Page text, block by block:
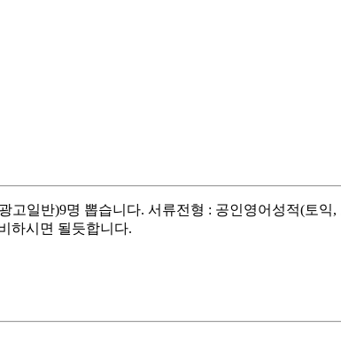
고일반)9명 뽑습니다. 서류전형 : 공인영어성적(토
하시면 될듯합니다.